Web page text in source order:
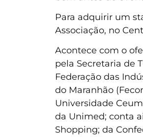
Para adquirir um
Associação, no
Acontece com o
pela Secretaria de
Federação das
do Maranhão
Universidade
da Unimed; conta
Shopping; da